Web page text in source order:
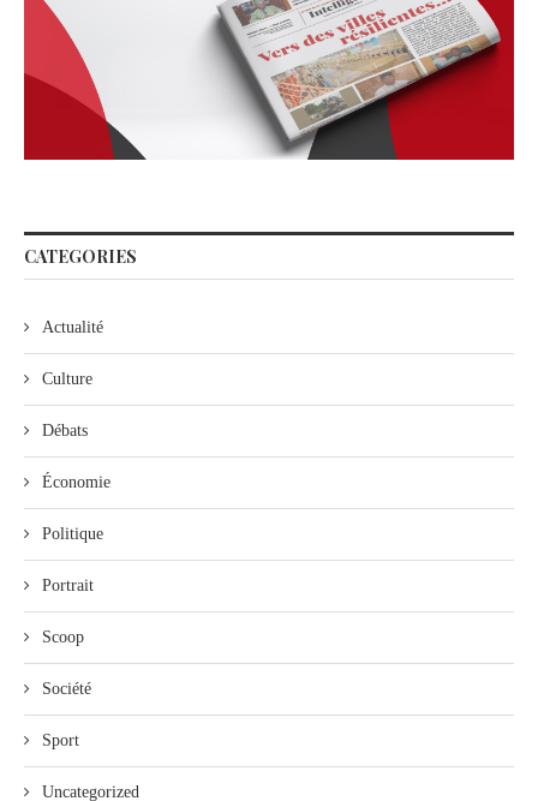
CATEGORIES
Actualité
Culture
Débats
Économie
Politique
Portrait
Scoop
Société
Sport
Uncategorized